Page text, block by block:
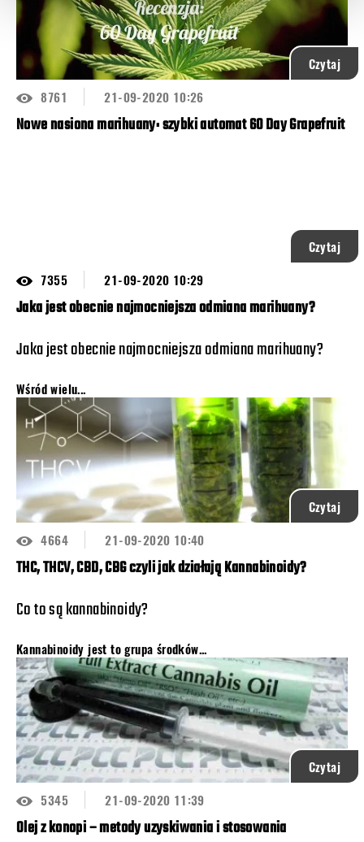
Czytaj
8761
21-09-2020 10:26
Nowe nasiona marihuany: szybki automat 60 Day Grapefruit
Czytaj
7355
21-09-2020 10:29
Jaka jest obecnie najmocniejsza odmiana marihuany?
Jaka jest obecnie najmocniejsza odmiana marihuany?
Wśród wielu...
Czytaj
4664
21-09-2020 10:40
THC, THCV, CBD, CBG czyli jak działają Kannabinoidy?
Co to są kannabinoidy?
Kannabinoidy jest to grupa środków...
Czytaj
5345
21-09-2020 11:39
Olej z konopi – metody uzyskiwania i stosowania